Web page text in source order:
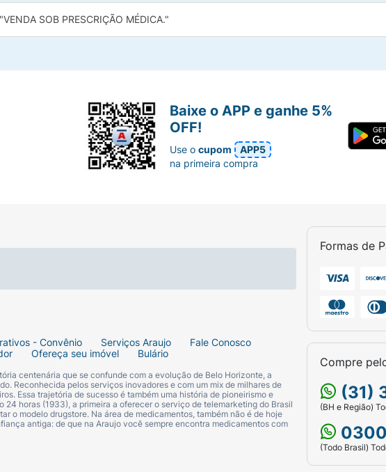
"VENDA SOB PRESCRIÇÃO MÉDICA."
- Convênio Serviços Araujo
Fale Conosco
Ofereça seu imóvel Bulário
centenária que se confunde com a evolução de Belo Horizonte, a
Reconhecida pelos serviços inovadores e com um mix de milhares de
Essa trajetória de sucesso é também uma história de pioneirismo e
horas (1933), a primeira a oferecer o serviço de telemarketing do Brasil
o modelo drugstore. Na área de medicamentos, também não é de hoje
antiga: de que na Araujo você sempre encontra medicamentos com
Formas de
Compre
(31)
(BH e Região)
(Todo Brasil)
Baixe o APP e ganhe 5%
OFF!
Use ocupom
APP5
na primeira compra